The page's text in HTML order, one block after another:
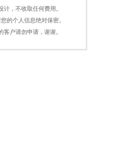
计，不收取任何费用。
的个人信息绝对保密。
客户请勿申请，谢谢。